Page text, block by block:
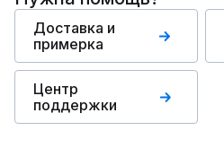
Доставка и
примерка
Центр
поддержки